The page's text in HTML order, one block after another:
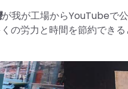
が我が工場からYouTubeで
労力と時間を節約できる